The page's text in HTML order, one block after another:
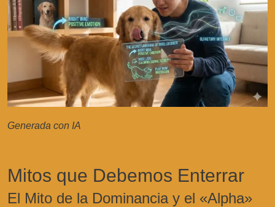
Generada con IA
Mitos que Debemos Enterrar
El Mito de la Dominancia y el «Alpha»